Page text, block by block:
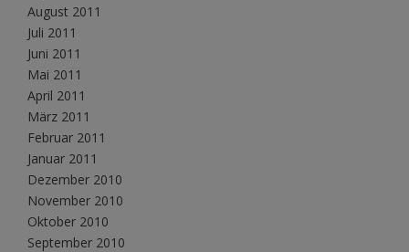
August 2011
Juli 2011
Juni 2011
Mai 2011
April 2011
März 2011
Februar 2011
Januar 2011
Dezember 2010
November 2010
Oktober 2010
September 2010